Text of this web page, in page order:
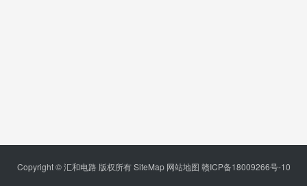
Copyright © 汇和电路 版权所有SiteMap 网站地图 赣ICP备18009266号-10